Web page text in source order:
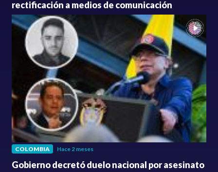
rectificación a medios de comunicación
COLOMBIA Hace 2 meses
Gobierno decretó duelo nacional por asesinato